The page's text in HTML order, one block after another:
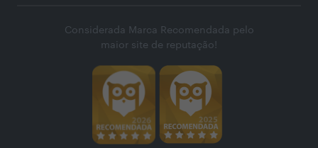
Considerada Marca Recomendada pelo
maior site de reputação!